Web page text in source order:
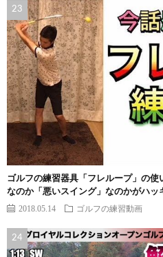
ゴルフの練習器具「フレループ」の使
なのか「悪いスイング」なのかがハッ
2018.05.14 ゴルフの練習動画